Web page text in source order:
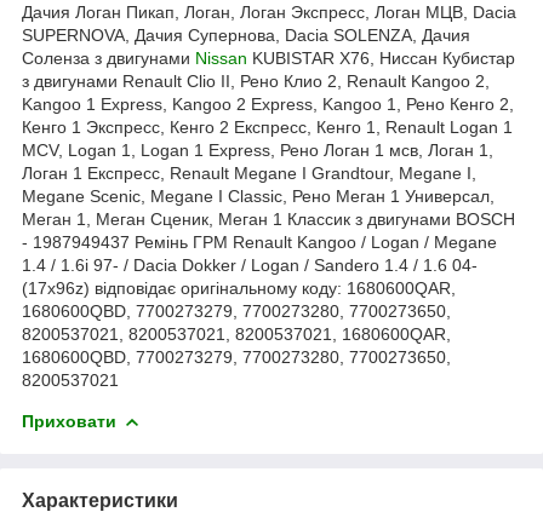
Дачия Логан Пикап, Логан, Логан Экспресс, Логан МЦВ, Dacia
SUPERNOVA, Дачия Супернова, Dacia SOLENZA, Дачия
Соленза з двигунами Nissan KUBISTAR X76, Ниссан Кубистар
з двигунами Renault Clio II, Рено Клио 2, Renault Kangoo 2,
Kangoo 1 Express, Kangoo 2 Express, Kangoo 1, Рено Кенго 2,
Кенго 1 Экспресс, Кенго 2 Експресс, Кенго 1, Renault Logan 1
MCV, Logan 1, Logan 1 Express, Рено Логан 1 мсв, Логан 1,
Логан 1 Експресс, Renault Megane I Grandtour, Megane I,
Megane Scenic, Megane I Classic, Рено Меган 1 Универсал,
Меган 1, Меган Сценик, Меган 1 Классик з двигунами BOSCH
- 1987949437 Ремінь ГРМ Renault Kangoo / Logan / Megane
1.4 / 1.6i 97- / Dacia Dokker / Logan / Sandero 1.4 / 1.6 04-
(17x96z) відповідає оригінальному коду: 1680600QAR,
1680600QBD, 7700273279, 7700273280, 7700273650,
8200537021, 8200537021, 8200537021, 1680600QAR,
1680600QBD, 7700273279, 7700273280, 7700273650,
8200537021
Приховати
Характеристики